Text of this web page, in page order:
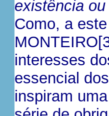
existência
Como, a
interesses
essencial
inspiram